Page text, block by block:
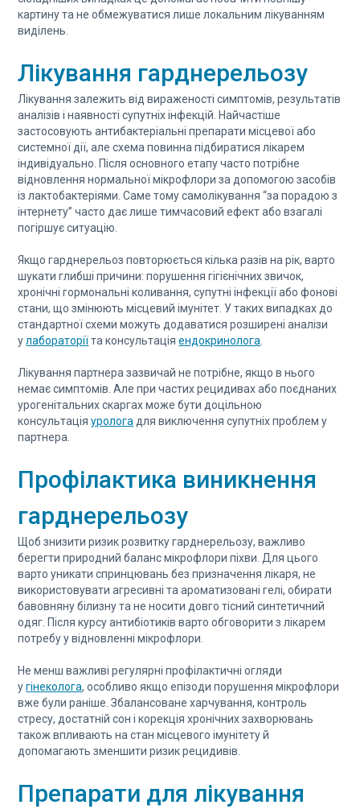
картину та не обмежуватися лише локальним лікуванням
виділень.
Лікування гарднерельозу
Лікування залежить від вираженості симптомів, результатів
аналізів і наявності супутніх інфекцій. Найчастіше
застосовують антибактеріальні препарати місцевої або
системної дії, але схема повинна підбиратися лікарем
індивідуально. Після основного етапу часто потрібне
відновлення нормальної мікрофлори за допомогою засобів
із лактобактеріями. Саме тому самолікування “за порадою з
інтернету” часто дає лише тимчасовий ефект або взагалі
погіршує ситуацію.
Якщо гарднерельоз повторюється кілька разів на рік, варто
шукати глибші причини: порушення гігієнічних звичок,
хронічні гормональні коливання, супутні інфекції або фонові
стани, що змінюють місцевий імунітет. У таких випадках до
стандартної схеми можуть додаватися розширені аналізи
улабораторіїта консультаціяендокринолога
Лікування партнера зазвичай не потрібне, якщо в нього
немає симптомів. Але при частих рецидивах або поєднаних
урогенітальних скаргах може бути доцільною
консультаціяуролога для виключення супутніх проблем у
партнера.
Профілактика виникнення
гарднерельозу
Щоб знизити ризик розвитку гарднерельозу, важливо
берегти природний баланс мікрофлори піхви. Для цього
варто уникати спринцювань без призначення лікаря, не
використовувати агресивні та ароматизовані гелі, обирати
бавовняну білизну та не носити довго тісний синтетичний
одяг. Після курсу антибіотиків варто обговорити з лікарем
потребу у відновленні мікрофлори.
Не менш важливі регулярні профілактичні огляди
угінеколога, особливо якщо епізоди порушення мікрофлори
вже були раніше. Збалансоване харчування, контроль
стресу, достатній сон і корекція хронічних захворювань
також впливають на стан місцевого імунітету й
допомагають зменшити ризик рецидивів.
Препарати для лікування